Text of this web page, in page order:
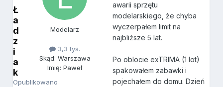
Ł
a
d
z
i
a
k
Opublikowano
Modelarz
3,3 tys.
Skąd: Warszawa
Imię: Paweł
awarii sprzętu
modelarskiego, że chyba
wyczerpałem limit na
najbliższe 5 lat.
Po oblocie exTRIMA (1 lot)
spakowałem zabawki i
pojechałem do domu. Dzień